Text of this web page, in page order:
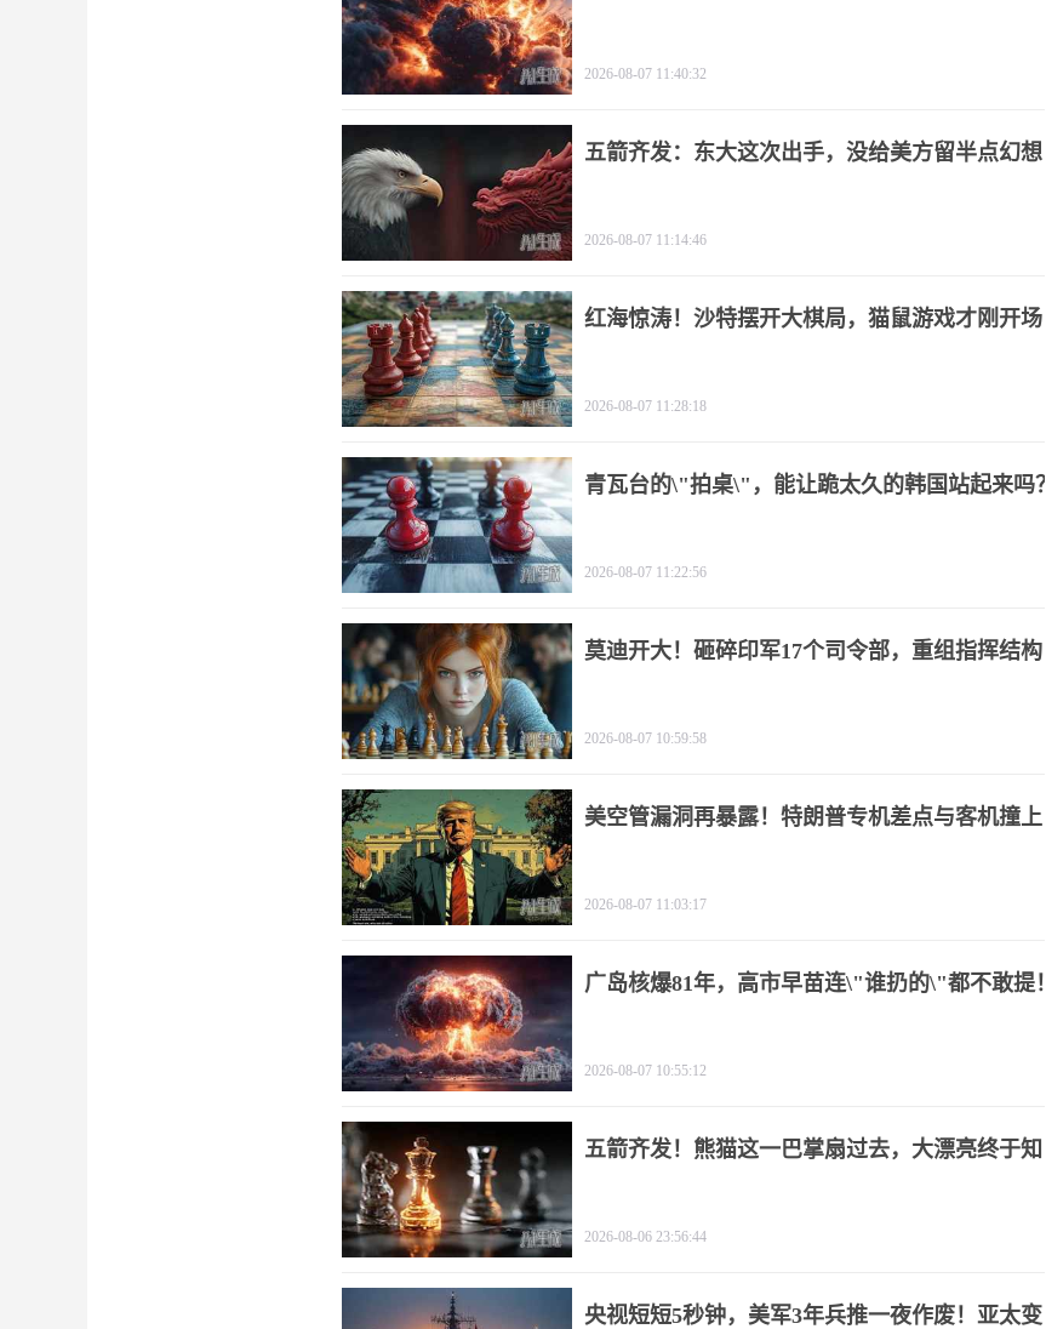
2026-08-07 11:40:32
五箭齐发：东大这次出手，没给美方留半点幻想
2026-08-07 11:14:46
红海惊涛！沙特摆开大棋局，猫鼠游戏才刚开场
2026-08-07 11:28:18
青瓦台的\"拍桌\"，能让跪太久的韩国站起来吗？
2026-08-07 11:22:56
莫迪开大！砸碎印军17个司令部，重组指挥结构
2026-08-07 10:59:58
美空管漏洞再暴露！特朗普专机差点与客机撞上
2026-08-07 11:03:17
广岛核爆81年，高市早苗连\"谁扔的\"都不敢提！
2026-08-07 10:55:12
五箭齐发！熊猫这一巴掌扇过去，大漂亮终于知
2026-08-06 23:56:44
央视短短5秒钟，美军3年兵推一夜作废！亚太变